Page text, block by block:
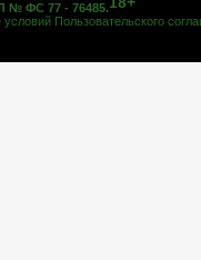
№ ФС 77 - 76485.
условий Пользовательского